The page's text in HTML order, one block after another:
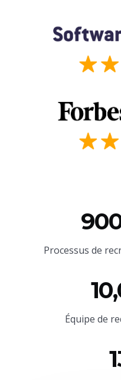
Processus de
Équipe de